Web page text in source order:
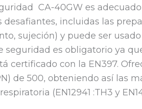
CA-40GW es
desafiantes, incluidas las
sujeción) y puede ser
seguridad es obligatorio ya
certificado con la EN397.
de 500, obteniendo así las
(EN12941 :TH3 y